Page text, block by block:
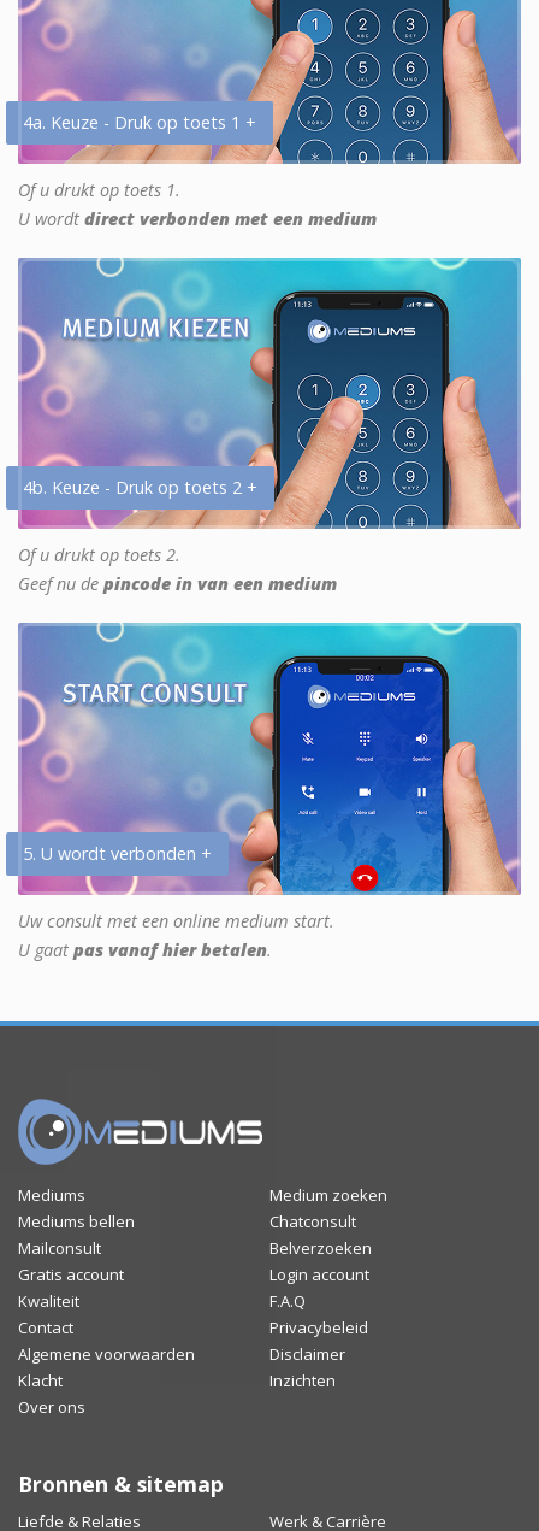
4a. Keuze - Druk op toets 1 +
Of u drukt op toets 1.
U wordt direct verbonden met een medium
4b. Keuze - Druk op toets 2 +
Of u drukt op toets 2.
Geef nu de pincode in van een medium
5. U wordt verbonden +
Uw consult met een online medium start.
U gaat pas vanaf hier betalen.
Mediums
Medium zoeken
Mediums bellen
Chatconsult
Mailconsult
Belverzoeken
Gratis account
Login account
Kwaliteit
F.A.Q
Contact
Privacybeleid
Algemene voorwaarden
Disclaimer
Klacht
Inzichten
Over ons
Bronnen & sitemap
Liefde & Relaties Werk & Carrière